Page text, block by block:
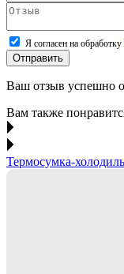
Я согласен на обработку
Отправить
Ваш отзыв успешно
Вам также
Термосумка-